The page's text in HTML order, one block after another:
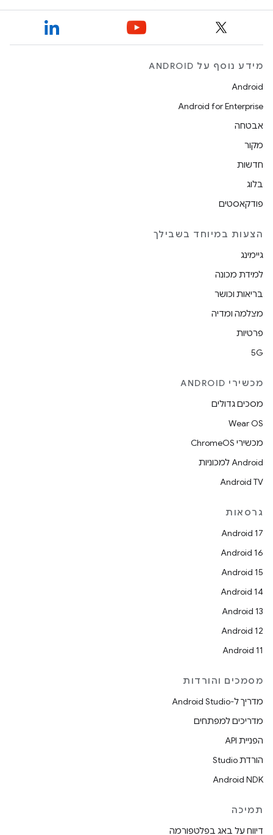
מידע נוסף על ANDROID
Android
Android for Enterprise
אבטחה
מקור
חדשות
בלוג
פודקאסטים
הצעות במיוחד בשבילך
גיימינג
למידת מכונה
בריאות וכושר
מצלמה ומדיה
פרטיות
5G
מכשירי ANDROID
מסכים גדולים
Wear OS
מכשירי ChromeOS
Android למכוניות
Android TV
גרסאות
Android 17
Android 16
Android 15
Android 14
Android 13
Android 12
Android 11
מסמכים והורדות
מדריך ל-Android Studio
מדריכים למפתחים
הפניית API
הורדת Studio
Android NDK
תמיכה
דיווח על באג בפלטפורמה